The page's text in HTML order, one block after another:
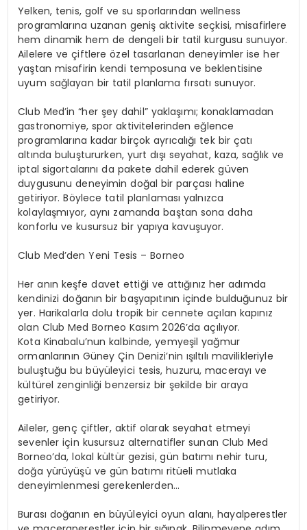
Yelken, tenis, golf ve su sporlarından wellness
programlarına uzanan geniş aktivite seçkisi, misafirlere
hem dinamik hem de dengeli bir tatil kurgusu sunuyor.
Ailelere ve çiftlere özel tasarlanan deneyimler ise her
yaştan misafirin kendi temposuna ve beklentisine
uyum sağlayan bir tatil planlama fırsatı sunuyor.
Club Med’in “her şey dahil” yaklaşımı; konaklamadan
gastronomiye, spor aktivitelerinden eğlence
programlarına kadar birçok ayrıcalığı tek bir çatı
altında buluştururken, yurt dışı seyahat, kaza, sağlık ve
iptal sigortalarını da pakete dahil ederek güven
duygusunu deneyimin doğal bir parçası haline
getiriyor. Böylece tatil planlaması yalnızca
kolaylaşmıyor, aynı zamanda baştan sona daha
konforlu ve kusursuz bir yapıya kavuşuyor.
Club Med’den Yeni Tesis – Borneo
Her anın keşfe davet ettiği ve attığınız her adımda
kendinizi doğanın bir başyapıtının içinde bulduğunuz bir
yer. Harikalarla dolu tropik bir cennete açılan kapınız
olan Club Med Borneo Kasım 2026’da açılıyor.
Kota Kinabalu’nun kalbinde, yemyeşil yağmur
ormanlarının Güney Çin Denizi’nin ışıltılı mavilikleriyle
buluştuğu bu büyüleyici tesis, huzuru, macerayı ve
kültürel zenginliğibenzersiz bir şekilde bir araya
getiriyor.
Aileler, genç çiftler, aktif olarak seyahat etmeyi
sevenler için kusursuz alternatifler sunan Club Med
Borneo’da, lokal kültür gezisi, gün batımı nehir turu,
doğa yürüyüşü ve gün batımı ritüelimutlaka
deneyimlenmesi gerekenlerden…
Burası doğanın en büyüleyici oyun alanı, hayalperestler